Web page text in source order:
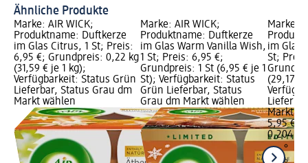
Ähnliche Produkte
Marke: AIR WICK;
Produktname: Duftkerze
im Glas Citrus, 1 St; Preis:
6,95 €; Grundpreis: 0,22 kg
(31,59 € je 1 kg);
Verfügbarkeit: Status Grün
Lieferbar, Status Grau dm
Markt wählen
Marke: AIR WICK;
Produktname: Duftkerze
im Glas Warm Vanilla Wish,
1 St; Preis: 6,95 €;
Grundpreis: 1 St (6,95 € je 1
St); Verfügbarkeit: Status
Grün Lieferbar, Status
Grau dm Markt wählen
Marke:
im Glas
St;
(29,17 €
Markt
5,95 €
0,204 kg